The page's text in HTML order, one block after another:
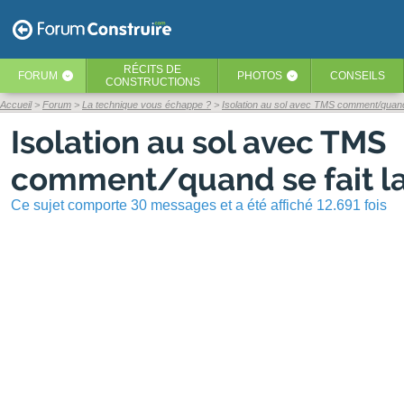
FORUM ‹ RÉCITS DE
CONSTRUCTIONS
PHOTOS ‹ CONSEILS
Accueil Forum La technique vous échappe ? Isolation au sol avec TMS comment/
Isolation au sol avec TMS
comment/quand se fait
Ce sujet comporte 30 messages et a été affiché 12.691 fois